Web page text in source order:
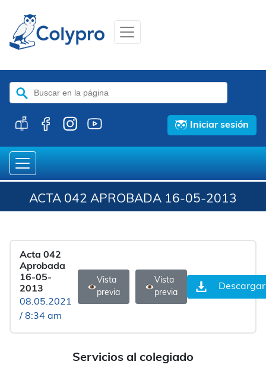
Buscar:
Iniciar sesión
ACTA 042 APROBADA 16-05-2013
Servicios al colegiado
Acta 042
Aprobada
16-05-
2013
08.05.2021
/ 8:34 am
Vista
previa
Vista
previa
Descargar